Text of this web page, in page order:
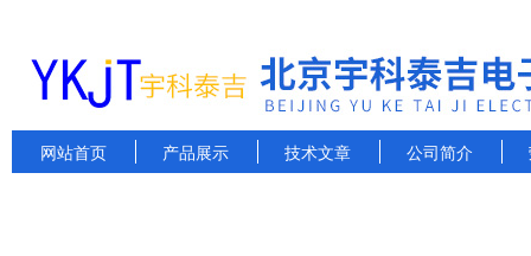
网站首页 产品展示 技术文章 公司简介